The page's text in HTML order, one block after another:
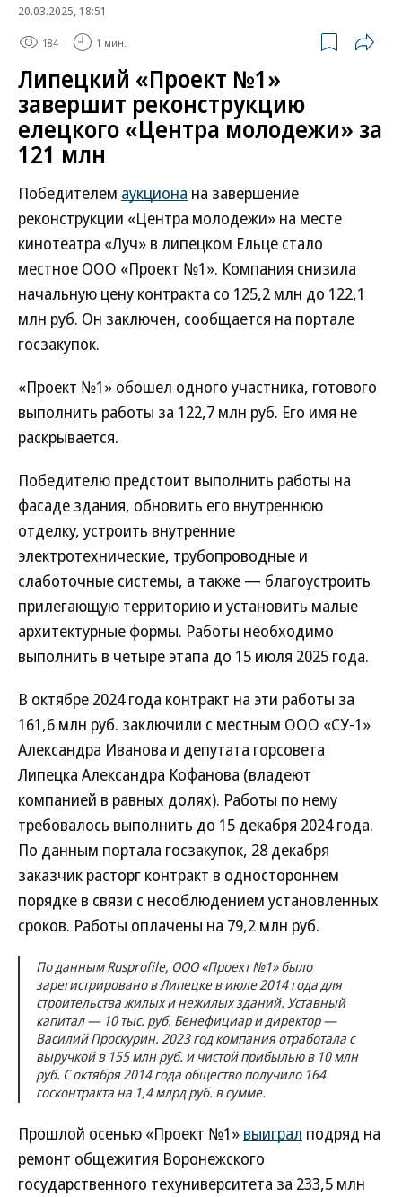
20.03.2025, 18:51
184 1 мин.
Липецкий «Проект №1»
завершит реконструкцию
елецкого «Центра молодежи» за
121 млн
Победителем аукциона на завершение
реконструкции «Центра молодежи» на месте
кинотеатра «Луч» в липецком Ельце стало
местное ООО «Проект №1». Компания снизила
начальную цену контракта со 125,2 млн до 122,1
млн руб. Он заключен, сообщается на портале
госзакупок.
«Проект №1» обошел одного участника, готового
выполнить работы за 122,7 млн руб. Его имя не
раскрывается.
Победителю предстоит выполнить работы на
фасаде здания, обновить его внутреннюю
отделку, устроить внутренние
электротехнические, трубопроводные и
слаботочные системы, а также — благоустроить
прилегающую территорию и установить малые
архитектурные формы. Работы необходимо
выполнить в четыре этапа до 15 июля 2025 года.
В октябре 2024 года контракт на эти работы за
161,6 млн руб. заключили с местным ООО «СУ-1»
Александра Иванова и депутата горсовета
Липецка Александра Кофанова (владеют
компанией в равных долях). Работы по нему
требовалось выполнить до 15 декабря 2024 года.
По данным портала госзакупок, 28 декабря
заказчик расторг контракт в одностороннем
порядке в связи с несоблюдением установленных
сроков. Работы оплачены на 79,2 млн руб.
По данным Rusprofile, ООО «Проект №1» было
зарегистрировано в Липецке в июле 2014 года для
строительства жилых и нежилых зданий. Уставный
капитал — 10 тыс. руб. Бенефициар и директор —
Василий Проскурин. 2023 год компания отработала с
выручкой в 155 млн руб. и чистой прибылью в 10 млн
руб. С октября 2014 года общество получило 164
госконтракта на 1,4 млрд руб. в сумме.
Прошлой осенью «Проект №1» выиграл подряд на
ремонт общежития Воронежского
государственного техуниверситета за 233,5 млн